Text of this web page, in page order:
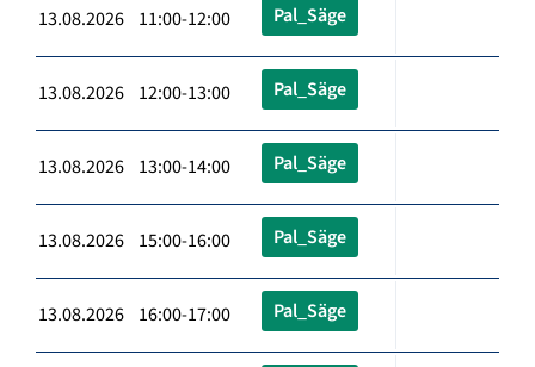
13.08.2026 11:00-12:00 Pal_Säge
13.08.2026 12:00-13:00 Pal_Säge
13.08.2026 13:00-14:00 Pal_Säge
13.08.2026 15:00-16:00 Pal_Säge
13.08.2026 16:00-17:00 Pal_Säge